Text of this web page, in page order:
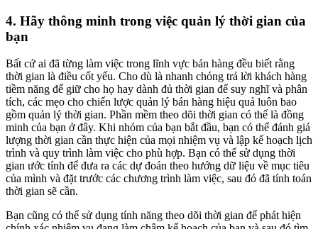
4. Hãy thông minh trong việc quản lý thời gian của
bạn
Bất cứ ai đã từng làm việc trong lĩnh vực bán hàng đều biết rằng
thời gian là điều cốt yếu. Cho dù là nhanh chóng trả lời khách hàng
tiềm năng để giữ cho họ hay dành đủ thời gian để suy nghĩ và phân
tích, các mẹo cho chiến lược quản lý bán hàng hiệu quả luôn bao
gồm quản lý thời gian. Phần mềm theo dõi thời gian có thể là đồng
minh của bạn ở đây. Khi nhóm của bạn bắt đầu, bạn có thể đánh giá
lượng thời gian cần thực hiện của mọi nhiệm vụ và lập kế hoạch lịch
trình và quy trình làm việc cho phù hợp. Bạn có thể sử dụng thời
gian ước tính để đưa ra các dự đoán theo hướng dữ liệu về mục tiêu
của mình và đặt trước các chương trình làm việc, sau đó đã tính toán
thời gian sẽ cần.
Bạn cũng có thể sử dụng tính năng theo dõi thời gian để phát hiện